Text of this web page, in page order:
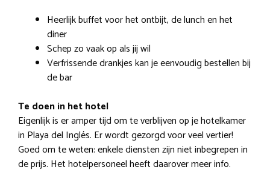
Heerlijk buffet voor het ontbijt, de lunch en het
diner
Schep zo vaak op als jij wil
Verfrissende drankjes kan je eenvoudig bestellen bij
de bar
Te doen in het hotel
Eigenlijk is er amper tijd om te verblijven op je hotelkamer
in Playa del Inglés. Er wordt gezorgd voor veel vertier!
Goed om te weten: enkele diensten zijn niet inbegrepen in
de prijs. Het hotelpersoneel heeft daarover meer info.